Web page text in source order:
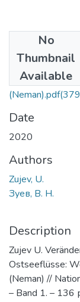
No
Thumbnail
Available
Weichsel
(Neman).pdf
Date
2020
Authors
Zujev, U.
Зуев, В. Н.
Description
Zujev U.
Ostseeflüsse:
(Neman) //
– Band 1. – 136